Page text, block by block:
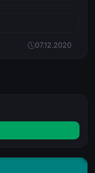
07.12.2020